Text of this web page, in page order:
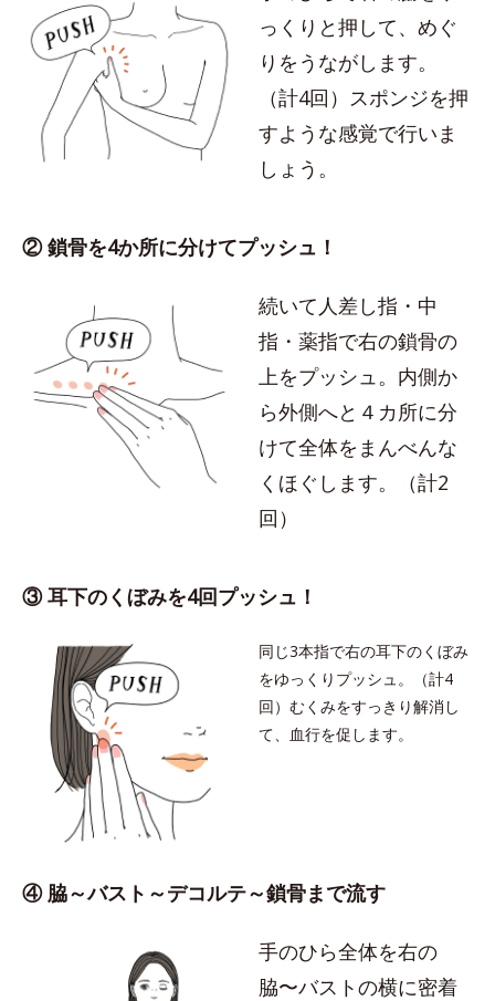
っくりと押して、めぐ
りをうながします。
（計4回）スポンジを押
すような感覚で行いま
しょう。
② 鎖骨を4か所に分けてプッシュ！
続いて人差し指・中
指・薬指で右の鎖骨の
上をプッシュ。内側か
ら外側へと４カ所に分
けて全体をまんべんな
くほぐします。（計2
回）
③ 耳下のくぼみを4回プッシュ！
同じ3本指で右の耳下のくぼみ
をゆっくりプッシュ。（計4
回）むくみをすっきり解消し
て、血行を促します。
④ 脇～バスト～デコルテ～鎖骨まで流す
手のひら全体を右の
脇〜バストの横に密着